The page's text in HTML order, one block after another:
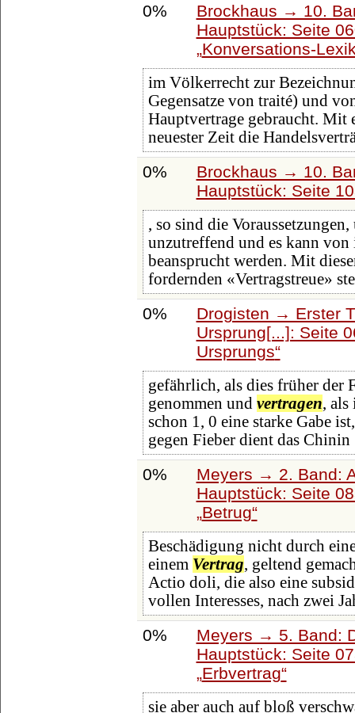
0%
Brockhaus → 10.
Hauptstück: Seite
Konversations-
im Völkerrecht zur
Gegensatze von traité) und
Hauptvertrage gebraucht. Mit
neuester Zeit die
0%
Brockhaus → 10.
Hauptstück: Seite
, so sind die
unzutreffend und es kann
beansprucht werden. Mit
fordernden «Vertragstreue»
0%
Drogisten → Erster
Ursprung[...]: Seite
Ursprungs
gefährlich, als dies früher der
genommen und vertragen, als
schon 1, 0 eine starke Gabe
gegen Fieber dient das Chinin
0%
Meyers → 2. Band:
Hauptstück: Seite
Betrug
Beschädigung nicht durch
einem Vertrag, geltend
Actio doli, die also eine
vollen Interesses, nach zwei
0%
Meyers → 5. Band:
Hauptstück: Seite
Erbvertrag
sie aber auch auf bloß